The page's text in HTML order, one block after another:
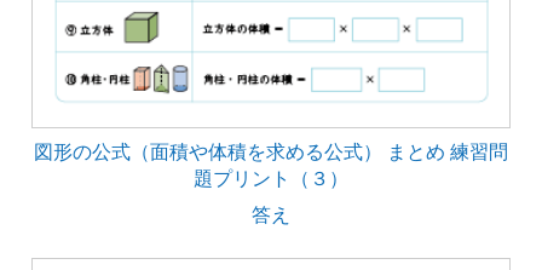
図形の公式（面積や体積を求める公式） まとめ 練習問
題プリント（３）
答え